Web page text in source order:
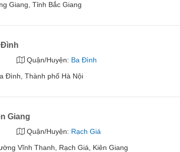
Giang, Tỉnh Bắc Giang
Đình
Quận/Huyện: Ba Đình
Đình, Thành phố Hà Nội
Giang
Quận/Huyện: Rạch Giá
Vĩnh Thanh, Rạch Giá, Kiên Giang